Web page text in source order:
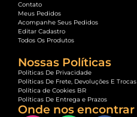
Contato
Meus Pedidos
Acompanhe Seus Pedidos
Editar Cadastro
Todos Os Produtos
Nossas Políticas
Políticas De Privacidade
Políticas De Frete, Devoluções E Trocas
Política de Cookies BR
Políticas De Entrega e Prazos
Onde nos encontrar